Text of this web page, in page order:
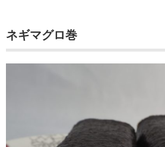
ネギマグロ巻